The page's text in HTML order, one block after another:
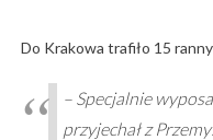
Do Krakowa trafiło 15
– Specjalnie
przyjechał z